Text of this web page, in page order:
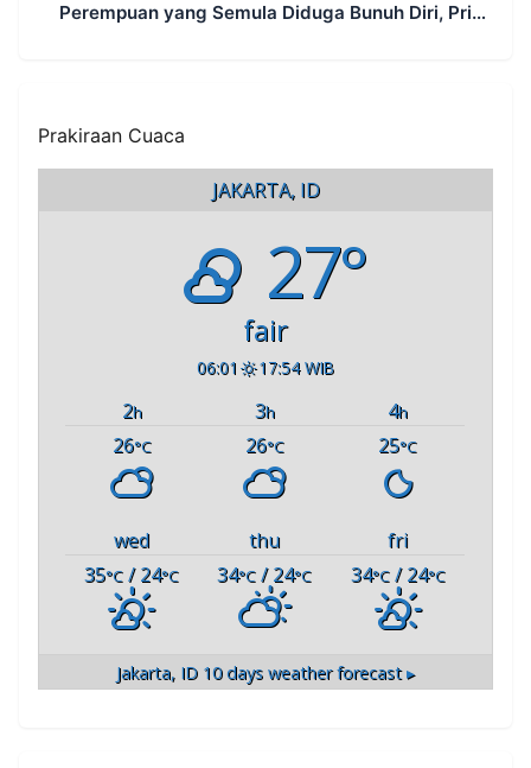
Perempuan yang Semula Diduga Bunuh Diri, Pria
Prakiraan Cuaca
JAKARTA, ID
27°
fair
06:01 17:54 WIB
2h 3h 4h
26°C 26°C 25°C
wed thu
fri
35°C / 24°C 34°C / 24°C 34°C/ 24°C
Jakarta, ID 10 days weather forecast ▸